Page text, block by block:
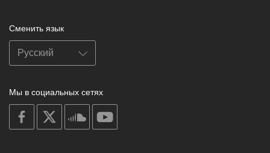
Сменить язык
Мы в социальных сетях
on
facebook
soundcloud